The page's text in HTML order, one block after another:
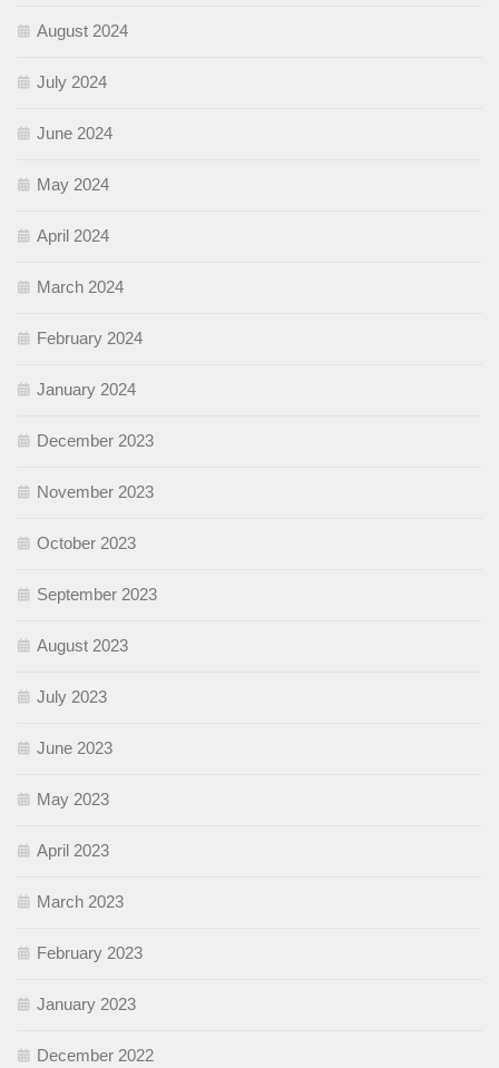
August 2024
July 2024
June 2024
May 2024
April 2024
March 2024
February 2024
January 2024
December 2023
November 2023
October 2023
September 2023
August 2023
July 2023
June 2023
May 2023
April 2023
March 2023
February 2023
January 2023
December 2022